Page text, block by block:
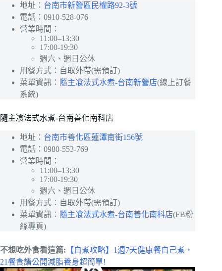
地址： 台南市新營區民權路92-3號
電話：0910-528-076
營業時間：
11:00–13:30
17:00-19:30
週六、週日公休
用餐方式：自取外帶(需預訂)
菜單資訊： 隨主飡法式水煮-台南新營店(線上訂餐
系統)
隨主飡法式水煮-台南善化南科店
地址： 台南市善化區蓮潭南街156號
電話：0980-553-769
營業時間：
11:00–13:30
17:00-19:30
週六、週日公休
用餐方式：自取外帶(需預訂)
菜單資訊： 隨主飡法式水煮-台南善化南科店(FB粉
絲專頁)
不想吃外食看這篇: 【自煮攻略】1週7天健康餐自己煮，
21餐食譜公開減脂養身超簡單!